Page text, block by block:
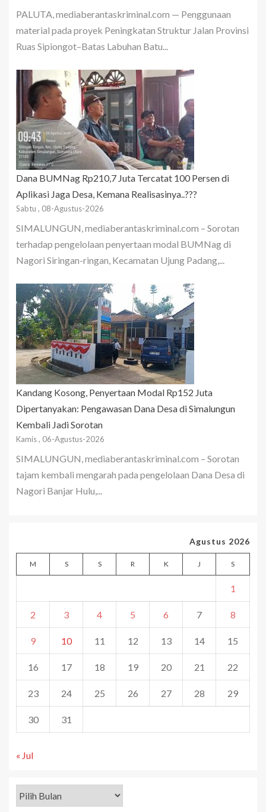
PALUTA, mediaberantaskriminal.com — Penggunaan
material pada proyek Peningkatan Struktur Jalan Provinsi
Ruas Sipiongot–Batas Labuhan Batu...
Dana BUMNag Rp210,7 Juta Tercatat 100 Persen di
Aplikasi Jaga Desa, Kemana Realisasinya..???
Sabtu , 08-Agustus-2026
SIMALUNGUN, mediaberantaskriminal.com – Sorotan
terhadap pengelolaan penyertaan modal BUMNag di
Nagori Siringan-ringan, Kecamatan Ujung Padang,...
Kandang Kosong, Penyertaan Modal Rp152 Juta
Dipertanyakan: Pengawasan Dana Desa di Simalungun
Kembali Jadi Sorotan
Kamis , 06-Agustus-2026
SIMALUNGUN, mediaberantaskriminal.com – Sorotan
tajam kembali mengarah pada pengelolaan Dana Desa di
Nagori Banjar Hulu,...
Agustus 2026
M S S R K J S
1
2 3 4 5 6 7 8
9 10 11 12 13 14 15
16 17 18 19 20 21 22
23 24 25 26 27 28 29
30 31
« Jul